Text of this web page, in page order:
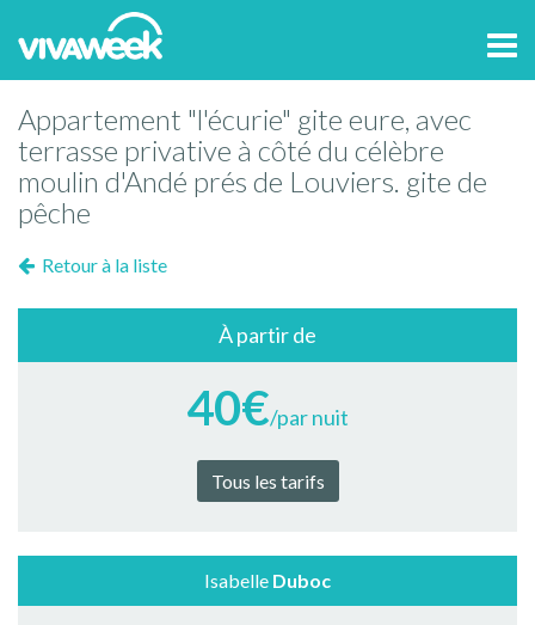
Appartement "l'écurie" gite eure, avec
terrasse privative à côté du célèbre
moulin d'Andé prés de Louviers. gite de
pêche
Retour à la liste
À partir de
40€/par nuit
Tous les tarifs
Isabelle Duboc